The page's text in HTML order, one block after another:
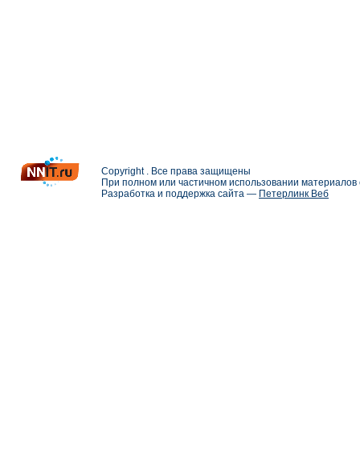
Copyright . Все права защищены
При полном или частичном использовании
Разработка и поддержка сайта — Петерлинк Веб